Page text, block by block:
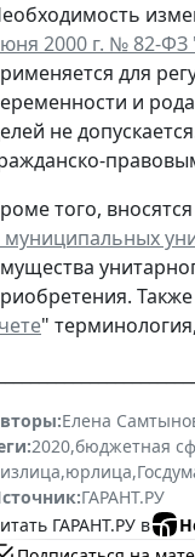
2000 г. № 82-
для
и
не
того,
муниципальных
"
Елена
2020,бюджетная
,юрлица,
ГАРАНТ.РУ
ГАРАНТ.РУ в